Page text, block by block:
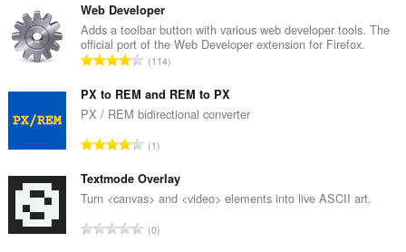
の
総
数
：
Web Developer
Adds a toolbar button with various web developer tools. The
official port of the Web Developer extension for Firefox.
評
の
総
：
114
PX to REM and REM to PX
PX / REM bidirectional converter
評
の
総
：
1
Textmode Overlay
Turn <canvas> and <video> elements into live ASCII art.
評
0